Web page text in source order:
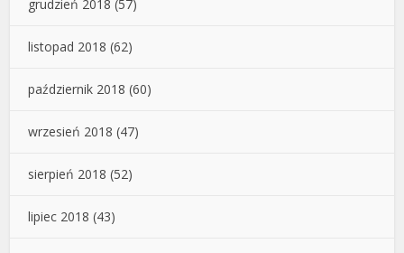
grudzień 2018 (57)
listopad 2018 (62)
październik 2018 (60)
wrzesień 2018 (47)
sierpień 2018 (52)
lipiec 2018 (43)